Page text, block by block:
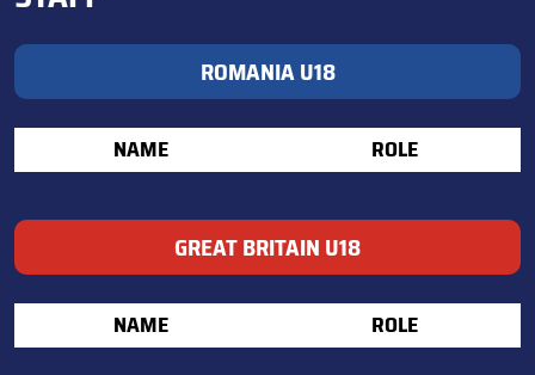
ROMANIA U18
NAME ROLE
GREAT BRITAIN U18
NAME ROLE